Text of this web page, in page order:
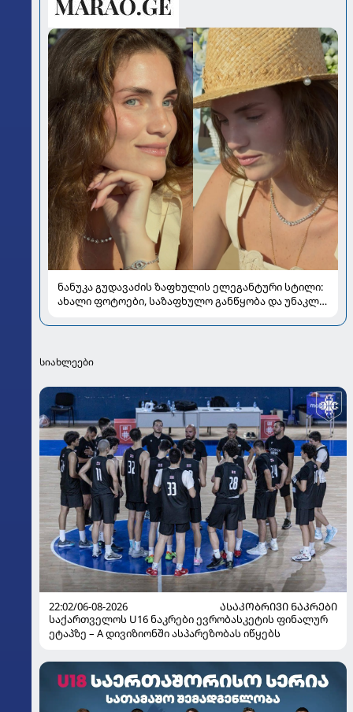
ნანუკა გუდავაძის ზაფხულის ელეგანტური სტილი:
ახალი ფოტოები, საზაფხულო განწყობა და უნაკლო
სიახლეები
22:02/06-08-2026
ᲐᲡᲐᲙᲝᲑᲠᲘᲕᲘ ᲜᲐᲙᲠᲔᲑᲘ
საქართველოს U16 ნაკრები ევრობასკეტის ფინალურ
ეტაპზე – A დივიზიონში ასპარეზობას იწყებს